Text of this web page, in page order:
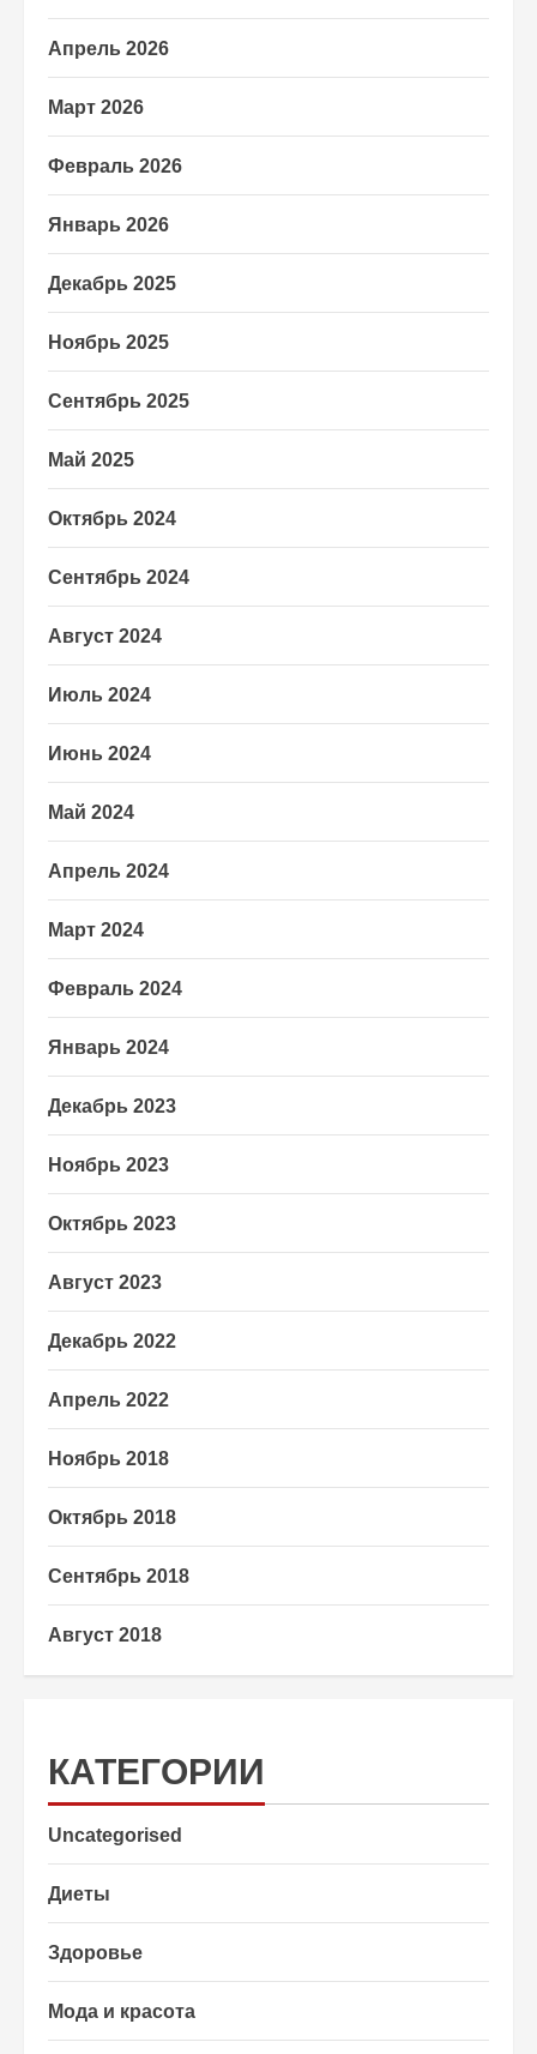
Апрель 2026
Март 2026
Февраль 2026
Январь 2026
Декабрь 2025
Ноябрь 2025
Сентябрь 2025
Май 2025
Октябрь 2024
Сентябрь 2024
Август 2024
Июль 2024
Июнь 2024
Май 2024
Апрель 2024
Март 2024
Февраль 2024
Январь 2024
Декабрь 2023
Ноябрь 2023
Октябрь 2023
Август 2023
Декабрь 2022
Апрель 2022
Ноябрь 2018
Октябрь 2018
Сентябрь 2018
Август 2018
КАТЕГОРИИ
Uncategorised
Диеты
Здоровье
Мода и красота